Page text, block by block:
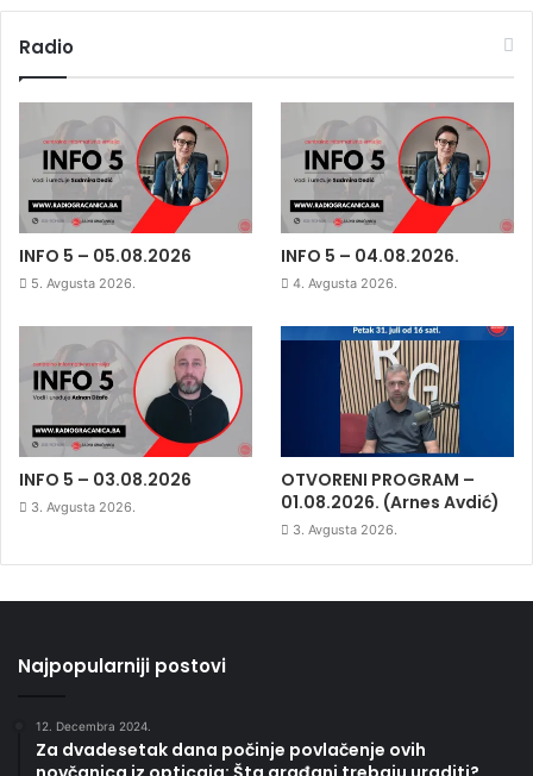
Radio
INFO 5 – 05.08.2026
5. Avgusta 2026.
INFO 5 – 04.08.2026.
4. Avgusta 2026.
INFO 5 – 03.08.2026
3. Avgusta 2026.
OTVORENI PROGRAM –
01.08.2026. (Arnes Avdić)
3. Avgusta 2026.
Najpopularniji postovi
12. Decembra 2024.
Za dvadesetak dana počinje povlačenje ovih